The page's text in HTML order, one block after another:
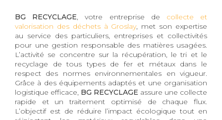
BG RECYCLAGE, votre entreprise de collecte et
valorisation des déchets à Groslay, met son expertise
au service des particuliers, entreprises et collectivités
pour une gestion responsable des matières usagées.
L’activité se concentre sur la récupération, le tri et le
recyclage de tous types de fer et métaux dans le
respect des normes environnementales en vigueur.
Grâce à des équipements adaptés et une organisation
logistique efficace, BG RECYCLAGE assure une collecte
rapide et un traitement optimisé de chaque flux.
L’objectif est de réduire l’impact écologique tout en